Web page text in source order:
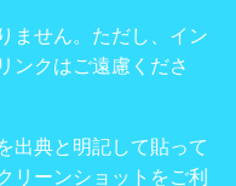
ません。ただし、イン
ンクはご遠慮くださ
出典と明記して貼って
リーンショットをご利